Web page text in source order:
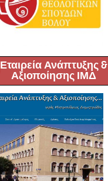
Εταιρεία Ανάπτυξης &
Αξιοποίησης ΙΜΔ